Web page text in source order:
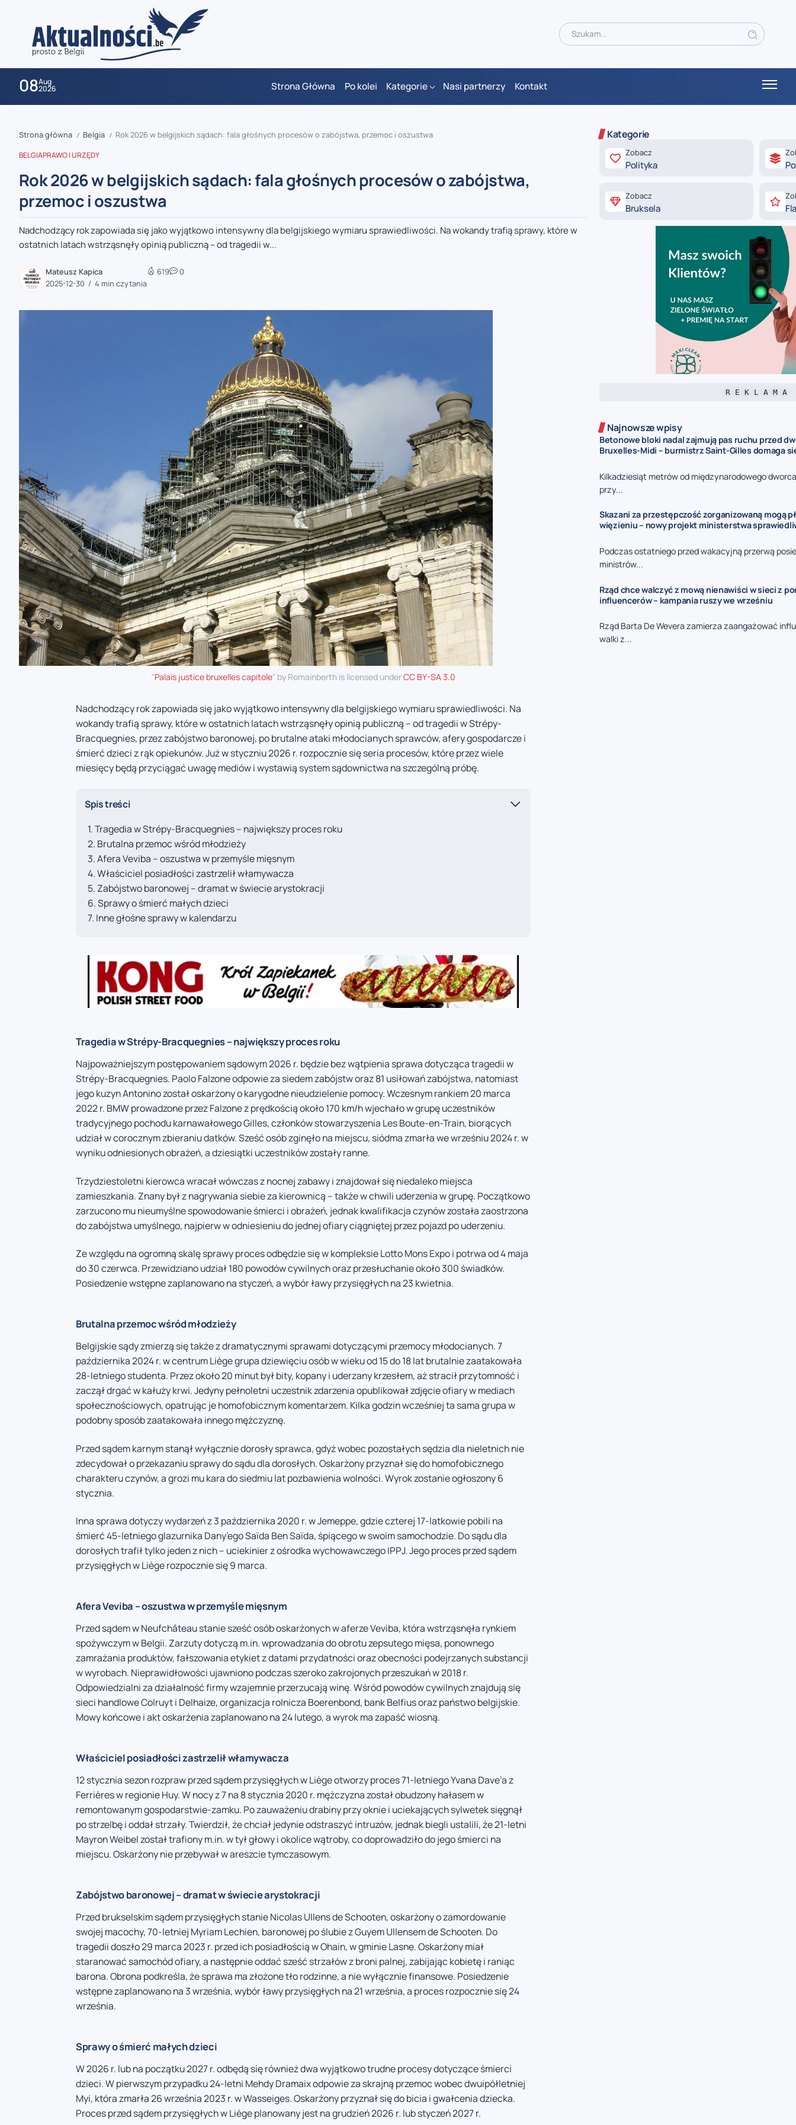
08Aug
2026 Strona Główna Po kolei Kategorie Nasi partnerzy Kontakt
zaobserwuj nas
zaobserwuj nas
zaobserwuj nas
Strona główna / Belgia / Rok 2026 w belgijskich sądach: fala głośnych procesów o zabójstwa, przemoc i oszustwa
BELGIAPRAWO I URZĘDY
Rok 2026 w belgijskich sądach: fala głośnych procesów o zabójstwa,
przemoc i oszustwa
Nadchodzący rok zapowiada się jako wyjątkowo intensywny dla belgijskiego wymiaru sprawiedliwości. Na wokandy trafią sprawy, które w
ostatnich latach wstrząsnęły opinią publiczną – od tragedii w...
Mateusz Kapica
2025-12-30
4 min czytania
619 0
"Palais justice bruxelles capitole" by Romainberth is licensed underCC BY-SA 3.0
Nadchodzący rok zapowiada się jako wyjątkowo intensywny dla belgijskiego wymiaru sprawiedliwości. Na
wokandy trafią sprawy, które w ostatnich latach wstrząsnęły opinią publiczną – od tragedii w Strépy-
Bracquegnies, przez zabójstwo baronowej, po brutalne ataki młodocianych sprawców, afery gospodarcze i
śmierć dzieci z rąk opiekunów. Już w styczniu 2026 r. rozpocznie się seria procesów, które przez wiele
miesięcy będą przyciągać uwagę mediów i wystawią system sądownictwa na szczególną próbę.
Spis treści
Tragedia w Strépy-Bracquegnies – największy proces roku
Brutalna przemoc wśród młodzieży
Afera Veviba – oszustwa w przemyśle mięsnym
Właściciel posiadłości zastrzelił włamywacza
Zabójstwo baronowej – dramat w świecie arystokracji
Sprawy o śmierć małych dzieci
Inne głośne sprawy w kalendarzu
Tragedia w Strépy-Bracquegnies – największy proces roku
Najpoważniejszym postępowaniem sądowym 2026 r. będzie bez wątpienia sprawa dotycząca tragedii w
Strépy-Bracquegnies. Paolo Falzone odpowie za siedem zabójstw oraz 81 usiłowań zabójstwa, natomiast
jego kuzyn Antonino został oskarżony o karygodne nieudzielenie pomocy. Wczesnym rankiem 20 marca
2022 r. BMW prowadzone przez Falzone z prędkością około 170 km/h wjechało w grupę uczestników
tradycyjnego pochodu karnawałowego Gilles, członków stowarzyszenia Les Boute-en-Train, biorących
udział w corocznym zbieraniu datków. Sześć osób zginęło na miejscu, siódma zmarła we wrześniu 2024 r. w
wyniku odniesionych obrażeń, a dziesiątki uczestników zostały ranne.
Trzydziestoletni kierowca wracał wówczas z nocnej zabawy i znajdował się niedaleko miejsca
zamieszkania. Znany był z nagrywania siebie za kierownicą – także w chwili uderzenia w grupę. Początkowo
zarzucono mu nieumyślne spowodowanie śmierci i obrażeń, jednak kwalifikacja czynów została zaostrzona
do zabójstwa umyślnego, najpierw w odniesieniu do jednej ofiary ciągniętej przez pojazd po uderzeniu.
Ze względu na ogromną skalę sprawy proces odbędzie się w kompleksie Lotto Mons Expo i potrwa od 4 maja
do 30 czerwca. Przewidziano udział 180 powodów cywilnych oraz przesłuchanie około 300 świadków.
Posiedzenie wstępne zaplanowano na styczeń, a wybór ławy przysięgłych na 23 kwietnia.
Brutalna przemoc wśród młodzieży
Belgijskie sądy zmierzą się także z dramatycznymi sprawami dotyczącymi przemocy młodocianych. 7
października 2024 r. w centrum Liège grupa dziewięciu osób w wieku od 15 do 18 lat brutalnie zaatakowała
28-letniego studenta. Przez około 20 minut był bity, kopany i uderzany krzesłem, aż stracił przytomność i
zaczął drgać w kałuży krwi. Jedyny pełnoletni uczestnik zdarzenia opublikował zdjęcie ofiary w mediach
społecznościowych, opatrując je homofobicznym komentarzem. Kilka godzin wcześniej ta sama grupa w
podobny sposób zaatakowała innego mężczyznę.
Przed sądem karnym stanął wyłącznie dorosły sprawca, gdyż wobec pozostałych sędzia dla nieletnich nie
zdecydował o przekazaniu sprawy do sądu dla dorosłych. Oskarżony przyznał się do homofobicznego
charakteru czynów, a grozi mu kara do siedmiu lat pozbawienia wolności. Wyrok zostanie ogłoszony 6
stycznia.
Inna sprawa dotyczy wydarzeń z 3 października 2020 r. w Jemeppe, gdzie czterej 17-latkowie pobili na
śmierć 45-letniego glazurnika Dany’ego Saïda Ben Saïda, śpiącego w swoim samochodzie. Do sądu dla
dorosłych trafił tylko jeden z nich – uciekinier z ośrodka wychowawczego IPPJ. Jego proces przed sądem
przysięgłych w Liège rozpocznie się 9 marca.
Afera Veviba – oszustwa w przemyśle mięsnym
Przed sądem w Neufchâteau stanie sześć osób oskarżonych w aferze Veviba, która wstrząsnęła rynkiem
spożywczym w Belgii. Zarzuty dotyczą m.in. wprowadzania do obrotu zepsutego mięsa, ponownego
zamrażania produktów, fałszowania etykiet z datami przydatności oraz obecności podejrzanych substancji
w wyrobach. Nieprawidłowości ujawniono podczas szeroko zakrojonych przeszukań w 2018 r.
Odpowiedzialni za działalność firmy wzajemnie przerzucają winę. Wśród powodów cywilnych znajdują się
sieci handlowe Colruyt i Delhaize, organizacja rolnicza Boerenbond, bank Belfius oraz państwo belgijskie.
Mowy końcowe i akt oskarżenia zaplanowano na 24 lutego, a wyrok ma zapaść wiosną.
Właściciel posiadłości zastrzelił włamywacza
12 stycznia sezon rozpraw przed sądem przysięgłych w Liège otworzy proces 71-letniego Yvana Dave’a z
Ferrières w regionie Huy. W nocy z 7 na 8 stycznia 2020 r. mężczyzna został obudzony hałasem w
remontowanym gospodarstwie-zamku. Po zauważeniu drabiny przy oknie i uciekających sylwetek sięgnął
po strzelbę i oddał strzały. Twierdził, że chciał jedynie odstraszyć intruzów, jednak biegli ustalili, że 21-letni
Mayron Weibel został trafiony m.in. w tył głowy i okolice wątroby, co doprowadziło do jego śmierci na
miejscu. Oskarżony nie przebywał w areszcie tymczasowym.
Zabójstwo baronowej – dramat w świecie arystokracji
Przed brukselskim sądem przysięgłych stanie Nicolas Ullens de Schooten, oskarżony o zamordowanie
swojej macochy, 70-letniej Myriam Lechien, baronowej po ślubie z Guyem Ullensem de Schooten. Do
tragedii doszło 29 marca 2023 r. przed ich posiadłością w Ohain, w gminie Lasne. Oskarżony miał
staranować samochód ofiary, a następnie oddać sześć strzałów z broni palnej, zabijając kobietę i raniąc
barona. Obrona podkreśla, że sprawa ma złożone tło rodzinne, a nie wyłącznie finansowe. Posiedzenie
wstępne zaplanowano na 3 września, wybór ławy przysięgłych na 21 września, a proces rozpocznie się 24
września.
Sprawy o śmierć małych dzieci
W 2026 r. lub na początku 2027 r. odbędą się również dwa wyjątkowo trudne procesy dotyczące śmierci
dzieci. W pierwszym przypadku 24-letni Mehdy Dramaix odpowie za skrajną przemoc wobec dwuipółletniej
Myi, która zmarła 26 września 2023 r. w Wasseiges. Oskarżony przyznał się do bicia i gwałcenia dziecka.
Proces przed sądem przysięgłych w Liège planowany jest na grudzień 2026 r. lub styczeń 2027 r.
Kategorie
Zobacz
Polityka
Zobacz
Bruksela
R E K L A M A
Najnowsze wpisy
Betonowe bloki nadal zajmują pas ruchu przed
Bruxelles-Midi – burmistrz Saint-Gilles domaga
Kilkadziesiąt metrów od międzynarodowego
przy...
Skazani za przestępczość zorganizowaną mogą
więzieniu – nowy projekt ministerstwa
Podczas ostatniego przed wakacyjną przerwą
ministrów...
Rząd chce walczyć z mową nienawiści w sieci z
influencerów – kampania ruszy we wrześniu
Rząd Barta De Wevera zamierza zaangażować
walki z...